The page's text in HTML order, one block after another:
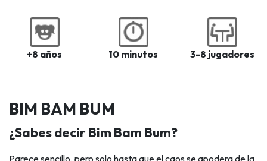
+8 años 10 minutos 3-8 jugadores
BIM BAM BUM
¿Sabes decir Bim Bam Bum?
Parece sencillo, pero solo hasta que el caos se apodera de la